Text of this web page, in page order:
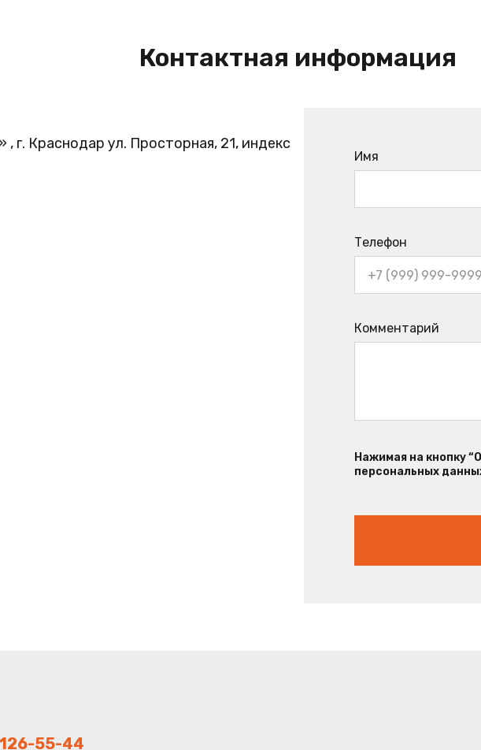
Контактная информация
Краснодар ул. Просторная, 21, индекс
Имя
Телефон
Комментарий
Нажимая на кнопку
персональных
126-55-44